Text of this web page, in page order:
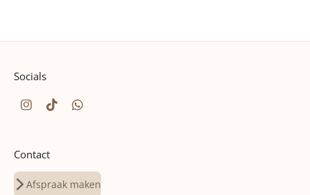
Socials
I
a
a
T
W
p
Contact
Afspraak maken